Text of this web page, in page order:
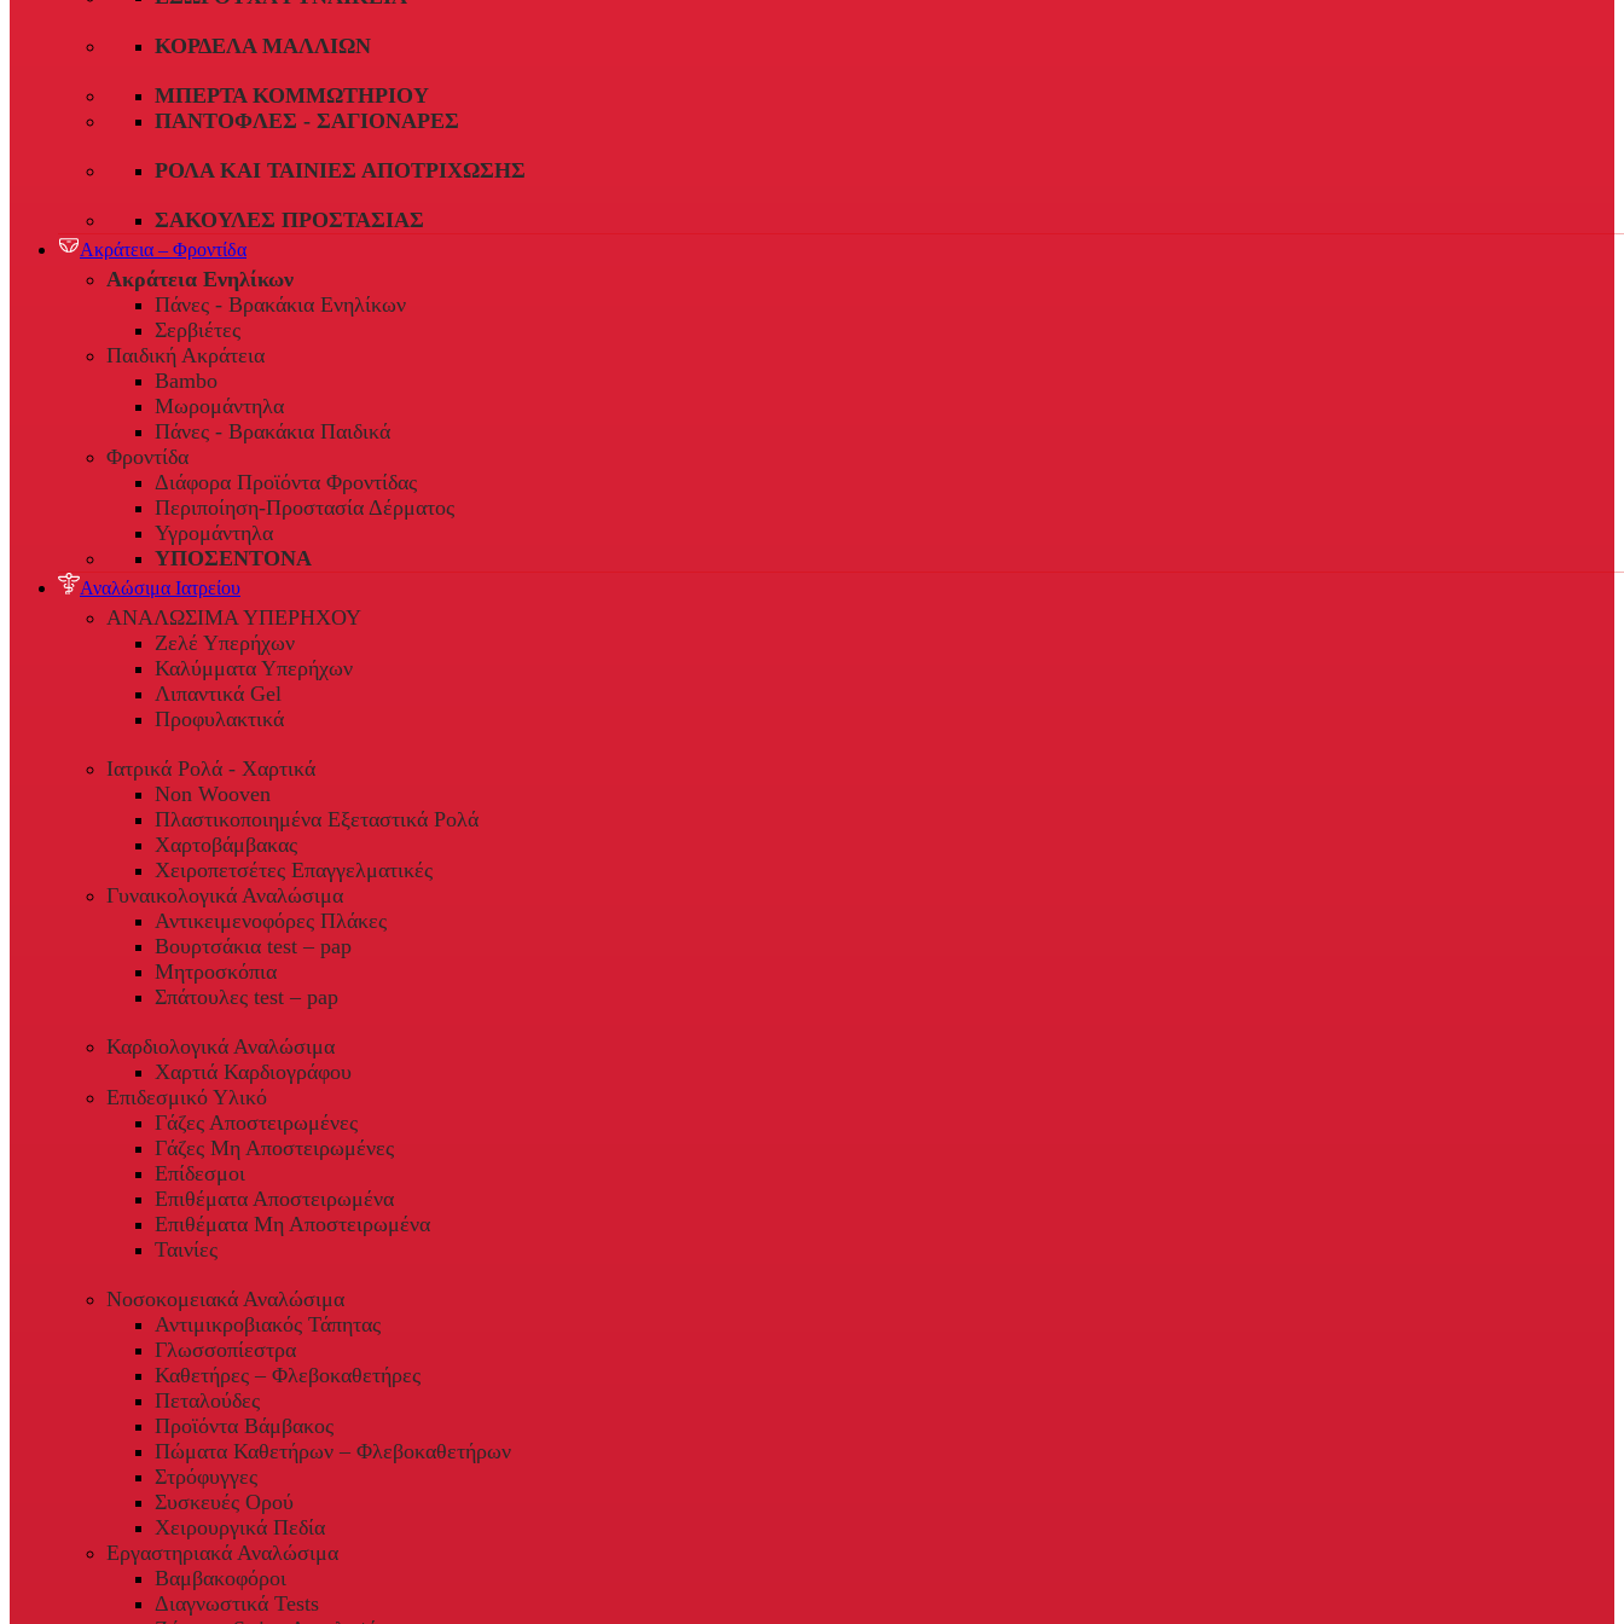
ΚΟΡΔΈΛΑ ΜΑΛΛΙΏΝ
ΜΠΈΡΤΑ ΚΟΜΜΩΤΗΡΊΟΥ
ΠΑΝΤΌΦΛΕΣ - ΣΑΓΙΟΝΆΡΕΣ
ΡΟΛΆ ΚΑΙ ΤΑΙΝΊΕΣ ΑΠΟΤΡΊΧΩΣΗΣ
ΣΑΚΟΎΛΕΣ ΠΡΟΣΤΑΣΊΑΣ
Ακράτεια – Φροντίδα
Ακράτεια Ενηλίκων
Πάνες - Βρακάκια Ενηλίκων
Σερβιέτες
Παιδική Ακράτεια
Bambo
Μωρομάντηλα
Πάνες - Βρακάκια Παιδικά
Φροντίδα
Διάφορα Προϊόντα Φροντίδας
Περιποίηση-Προστασία Δέρματος
Υγρομάντηλα
ΥΠΟΣΕΝΤΟΝΑ
Αναλώσιμα Ιατρείου
ΑΝΑΛΩΣΙΜΑ ΥΠΕΡΗΧΟΥ
Ζελέ Υπερήχων
Καλύμματα Υπερήχων
Λιπαντικά Gel
Προφυλακτικά
Ιατρικά Ρολά - Χαρτικά
Non Wooven
Πλαστικοποιημένα Εξεταστικά Ρολά
Χαρτοβάμβακας
Χειροπετσέτες Επαγγελματικές
Γυναικολογικά Αναλώσιμα
Αντικειμενοφόρες Πλάκες
Βουρτσάκια test – pap
Μητροσκόπια
Σπάτουλες test – pap
Καρδιολογικά Αναλώσιμα
Χαρτιά Καρδιογράφου
Επιδεσμικό Υλικό
Γάζες Αποστειρωμένες
Γάζες Μη Αποστειρωμένες
Επίδεσμοι
Επιθέματα Αποστειρωμένα
Επιθέματα Μη Αποστειρωμένα
Ταινίες
Νοσοκομειακά Αναλώσιμα
Αντιμικροβιακός Τάπητας
Γλωσσοπίεστρα
Καθετήρες – Φλεβοκαθετήρες
Πεταλούδες
Προϊόντα Βάμβακος
Πώματα Καθετήρων – Φλεβοκαθετήρων
Στρόφυγγες
Συσκευές Ορού
Χειρουργικά Πεδία
Εργαστηριακά Αναλώσιμα
Βαμβακοφόροι
Διαγνωστικά Tests